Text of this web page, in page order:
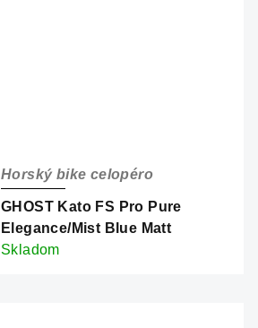
GHOST Kato FS Pro Pure
Elegance/Mist Blue Matt
Horský bike celopéro
Skladom